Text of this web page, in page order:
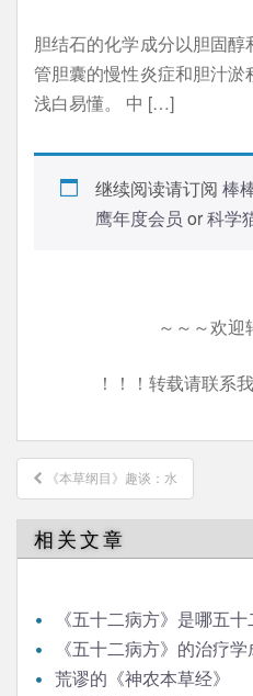
胆结石的化学成分以胆固
管胆囊的慢性炎症和胆汁淤
浅白易懂。 中 […]
继续阅读请订阅 棒
鹰年度会员 or科学
～～～欢迎
！！！转载请联系
文
章
导
航
《本草纲目》趣谈：水
相关文章
《五十二病方》是哪五十
《五十二病方》的治疗
荒谬的《神农本草经》